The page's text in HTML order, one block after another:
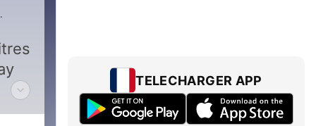
TELECHARGER APP